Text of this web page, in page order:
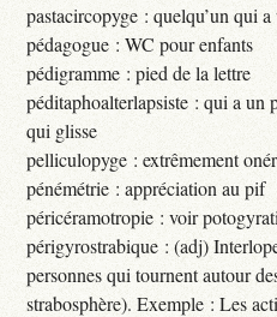
pastacircopyge : quelqu’un qui
pédagogue : WC pour enfants
pédigramme : pied de la lettre
péditaphoalterlapsiste : qui a un
qui glisse
pelliculopyge : extrêmement
pénémétrie : appréciation au pif
péricéramotropie : voir
périgyrostrabique : (adj)
personnes qui tournent autour
strabosphère). Exemple : Les